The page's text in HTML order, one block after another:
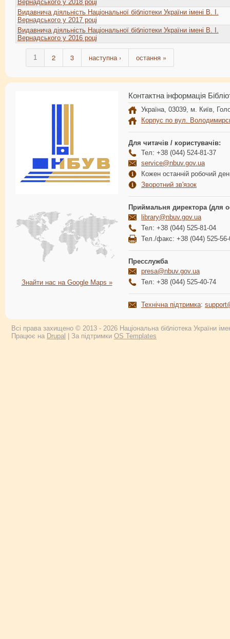
Вернадського у 2018 році
Видавнича діяльність Національної бібліотеки України імені В. І.
Вернадського у 2017 році
Видавнича діяльність Національної бібліотеки України імені В. І.
Вернадського у 2016 році
1 2 3 наступна › остання »
Знайти нас на Google Maps »
Контактна інформація
Україна, 03039, м. Київ,
Корпус по вул.
Для читачів / користувачів:
Тел: +38 (044) 524-81-37
service@nbuv.gov.ua
Кожен останній робочий
Зворотний зв'язок
Приймальня директора (для
library@nbuv.gov.ua
Тел: +38 (044) 525-81-04
Тел./факс: +38 (044) 525-56-
Пресслужба
presa@nbuv.gov.ua
Тел: +38 (044) 525-40-74
Технічна підтримка:
Всі права захищено © 2013 - 2026 Національна бібліотека України
Працює на Drupal | За підтримки OS Templates